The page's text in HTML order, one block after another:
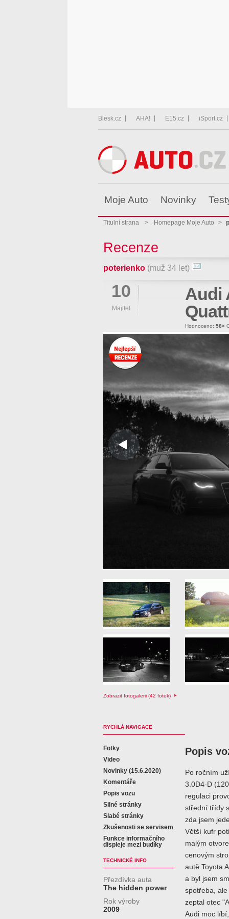
Blesk.cz AHA! E15.cz iSport.cz
Moje Auto Novinky
Titulní strana > Homepage Moje Auto >
Recenze
poterienko (muž 34 let)
10
Majitel
Audi
Hodnoceno: 58×
Zobrazit fotogalerii (42 fotek)
RYCHLÁ NAVIGACE
Fotky
Video
Novinky (15.6.2020)
Komentáře
Popis vozu
Silné stránky
Slabé stránky
Zkušenosti se servisem
Funkce informačního
displeje mezi budíky
TECHNICKÉ INFO
Přezdívka auta
The hidden power
Rok výroby
2009
Popis
Po ročním
3.0D4-D
regulaci
střední třídy
zda jsem
Větší kufr
malým
cenovým
autě Toyota
a byl jsem
spotřeba,
zeptal otec
Audi moc